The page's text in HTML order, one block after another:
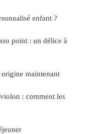
enfant ?
point : un délice à
maintenant
: comment les